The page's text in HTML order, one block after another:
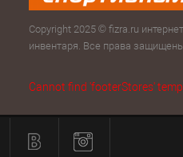
Copyright 2025 © fizra.ru
инвентаря. Все права
Cannot find 'footerStores'